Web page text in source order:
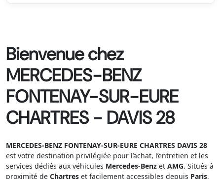
Bienvenue chez
MERCEDES-BENZ
FONTENAY-SUR-EURE
CHARTRES - DAVIS 28
MERCEDES-BENZ FONTENAY-SUR-EURE CHARTRES DAVIS 28
est votre destination privilégiée pour l’achat, l’entretien et les
services dédiés aux véhicules Mercedes-Benz et AMG. Situés à
proximité de Chartres et facilement accessibles depuis Paris,